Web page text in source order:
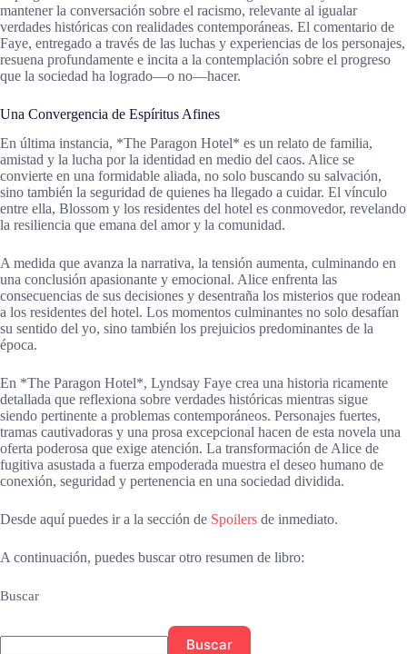
mantener la conversación sobre el racismo, relevante al igualar
verdades históricas con realidades contemporáneas. El comentario de
Faye, entregado a través de las luchas y experiencias de los personajes,
resuena profundamente e incita a la contemplación sobre el progreso
que la sociedad ha logrado—o no—hacer.
Una Convergencia de Espíritus Afines
En última instancia, *The Paragon Hotel* es un relato de familia,
amistad y la lucha por la identidad en medio del caos. Alice se
convierte en una formidable aliada, no solo buscando su salvación,
sino también la seguridad de quienes ha llegado a cuidar. El vínculo
entre ella, Blossom y los residentes del hotel es conmovedor, revelando
la resiliencia que emana del amor y la comunidad.
A medida que avanza la narrativa, la tensión aumenta, culminando en
una conclusión apasionante y emocional. Alice enfrenta las
consecuencias de sus decisiones y desentraña los misterios que rodean
a los residentes del hotel. Los momentos culminantes no solo desafían
su sentido del yo, sino también los prejuicios predominantes de la
época.
En *The Paragon Hotel*, Lyndsay Faye crea una historia ricamente
detallada que reflexiona sobre verdades históricas mientras sigue
siendo pertinente a problemas contemporáneos. Personajes fuertes,
tramas cautivadoras y una prosa excepcional hacen de esta novela una
oferta poderosa que exige atención. La transformación de Alice de
fugitiva asustada a fuerza empoderada muestra el deseo humano de
conexión, seguridad y pertenencia en una sociedad dividida.
Desde aquí puedes ir a la sección de Spoilers de inmediato.
A continuación, puedes buscar otro resumen de libro:
Buscar
Buscar